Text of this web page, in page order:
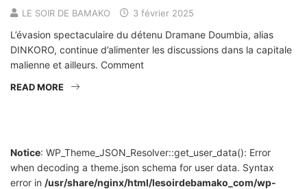
LE SOIR DE BAMAKO 3 février 2025
L’évasion spectaculaire du détenu Dramane Doumbia, alias
DINKORO, continue d’alimenter les discussions dans la capitale
malienne et ailleurs. Comment
READ MORE
Notice: WP_Theme_JSON_Resolver::get_user_data(): Error
when decoding a theme.json schema for user data. Syntax
error in /usr/share/nginx/html/lesoirdebamako_com/wp-